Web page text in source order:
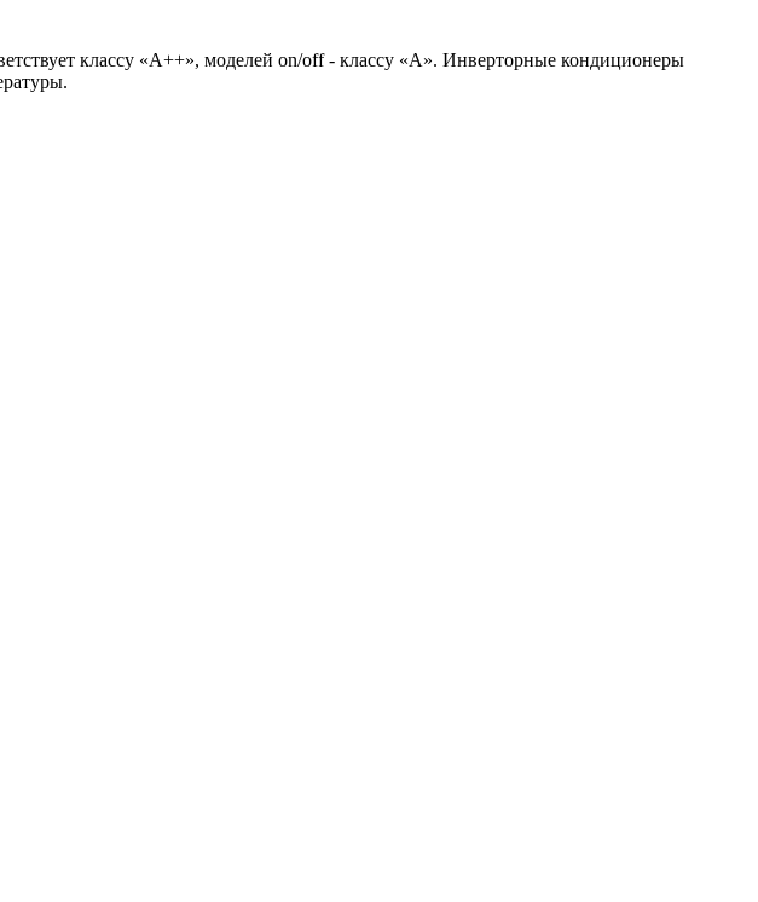
классу «А++», моделей on/off - классу «А». Инверторные кондиционеры